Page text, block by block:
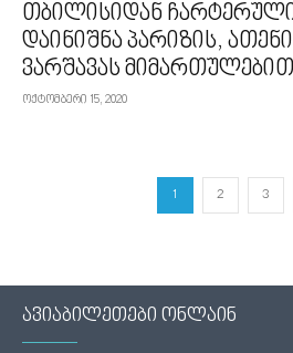
თბილისიდან
დაინიშნა პარიზის,
ვარშავას მიმართულებით
ოქტომბერი 15, 2020
1 2 3
ავიაბილეთები ონლაინ